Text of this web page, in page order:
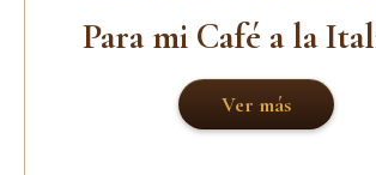
Para mi Café a la
Ver más